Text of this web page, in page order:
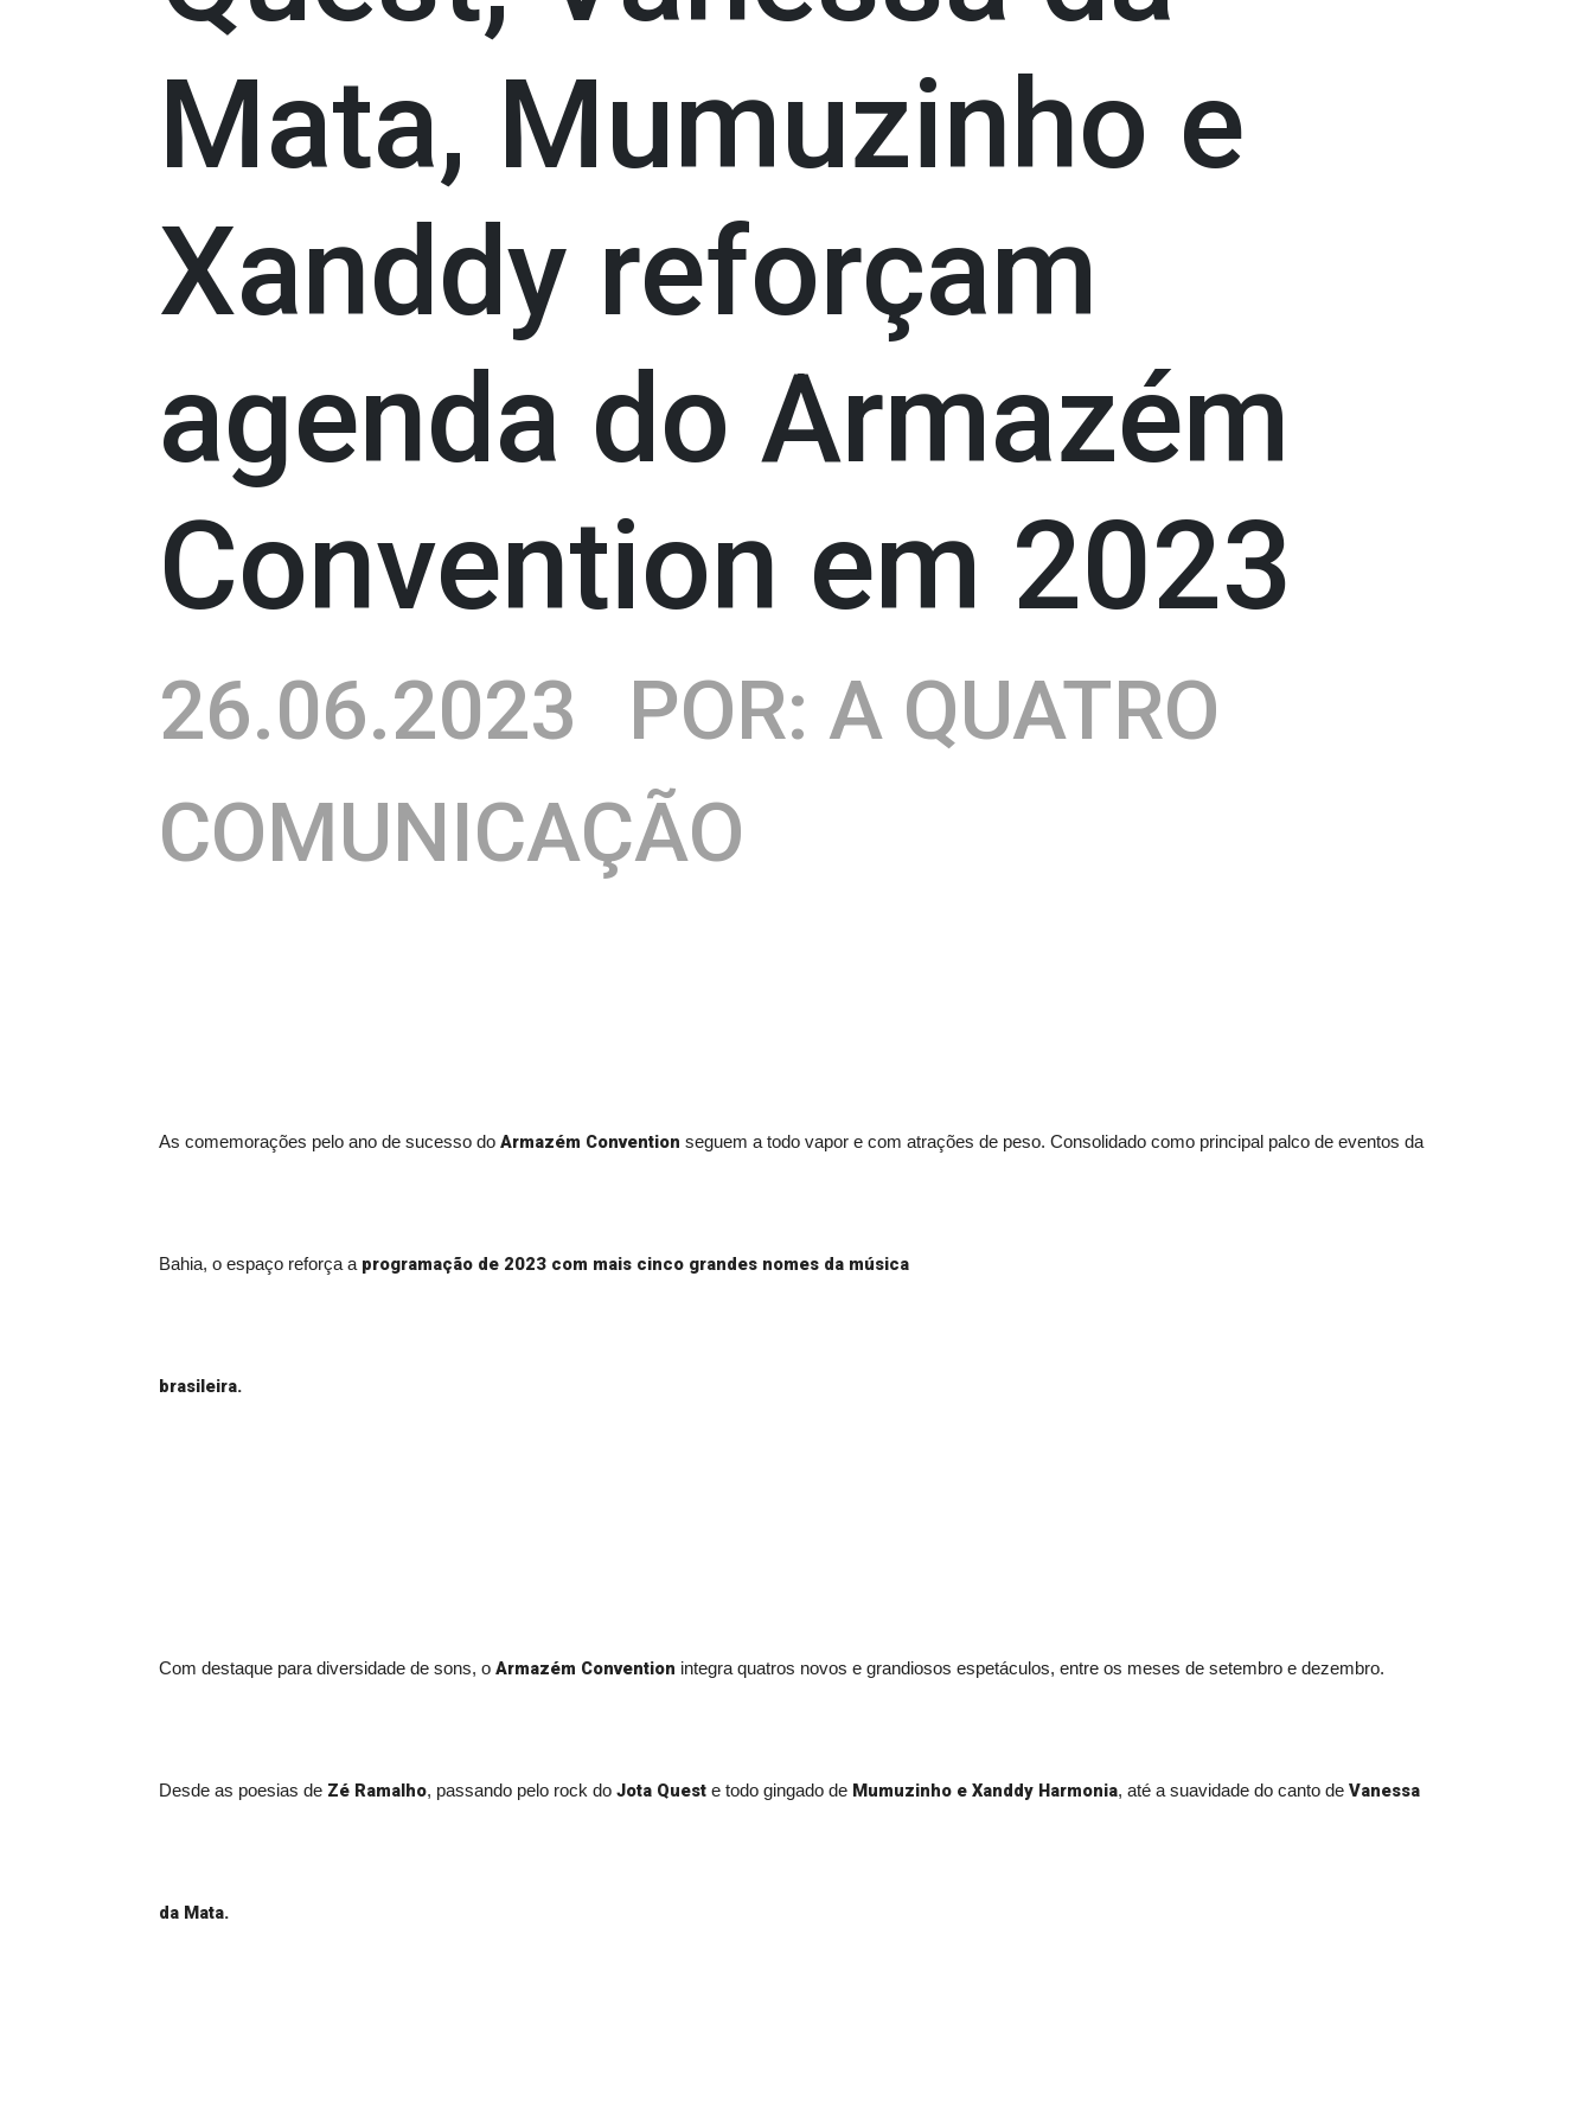
Mata, Mumuzinho e
Xanddy reforçam
agenda do Armazém
Convention em 2023
26.06.2023
POR: A QUATRO
COMUNICAÇÃO
As comemorações pelo ano de sucesso doArmazém Convention seguem a todo vapor e com atrações de peso. Consolidado como principal palco de eventos da
Bahia, o espaço reforça a programação de 2023 com mais cinco grandes nomes da música
brasileira.
Com destaque para diversidade de sons, oArmazém Convention integra quatros novos e grandiosos espetáculos, entre os meses de setembro e dezembro.
Desde as poesias de Zé Ramalho, passando pelo rock doJota Quest e todo gingado de Mumuzinho e Xanddy Harmonia, até a suavidade do canto deVanessa
da Mata.